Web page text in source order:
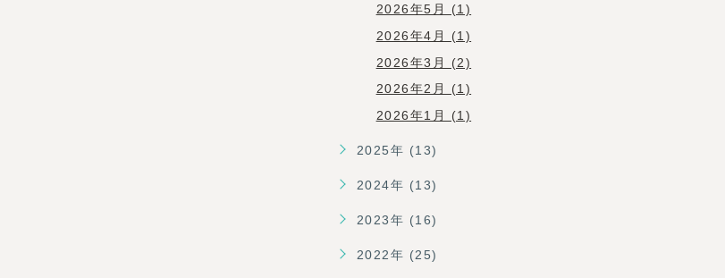
2026年5月 (1)
2026年4月 (1)
2026年3月 (2)
2026年2月 (1)
2026年1月 (1)
2025年 (13)
2024年 (13)
2023年 (16)
2022年 (25)